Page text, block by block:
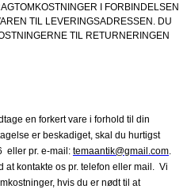
I FORBINDELSEN
TIL LEVERINGSADRESSEN. DU
TIL RETURNERINGEN
en forkert vare i forhold til din
er beskadiget, skal du hurtigst
eller pr. e-mail: temaantik@gmail.com
kontakte os pr. telefon eller mail.
Vi
hvis du er nødt til at